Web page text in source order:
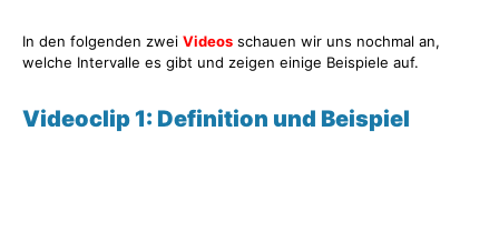
In den folgenden zwei Videos schauen wir uns nochmal an,
welche Intervalle es gibt und zeigen einige Beispiele auf.
Videoclip 1: Definition und Beispiel